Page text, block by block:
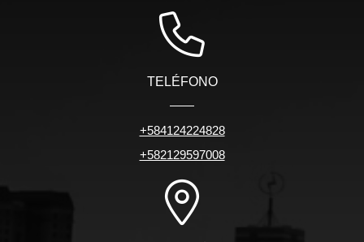
TELÉFONO
+584124224828
+582129597008